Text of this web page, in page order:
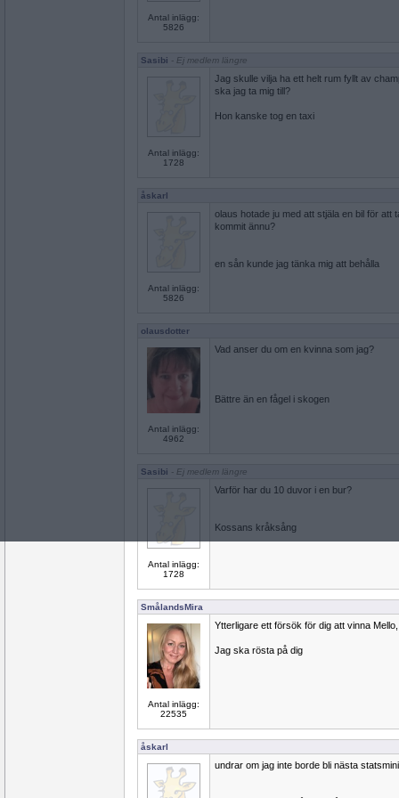
Antal inlägg:
5826
Sasibi - Ej medlem längre
Antal inlägg:
1728
Jag skulle vilja ha ett helt rum fyllt av
ska jag ta mig till?
Hon kanske tog en taxi
åskarl
Antal inlägg:
5826
olaus hotade ju med att stjäla en bil för att
kommit ännu?
en sån kunde jag tänka mig att behålla
olausdotter
Antal inlägg:
4962
Vad anser du om en kvinna som jag?
Bättre än en fågel i skogen
Sasibi - Ej medlem längre
Antal inlägg:
1728
Varför har du 10 duvor i en bur?
Kossans kråksång
SmålandsMira
Antal inlägg:
22535
Ytterligare ett försök för dig att vinna
Jag ska rösta på dig
åskarl
undrar om jag inte borde bli nästa